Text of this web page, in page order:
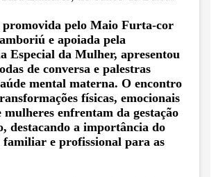
pelo Maio Furta-cor
e apoiada pela
Especial da Mulher, apresentou
de conversa e palestras
mental materna. O encontro
físicas, emocionais
mulheres enfrentam da gestação
destacando a importância do
familiar e profissional para as